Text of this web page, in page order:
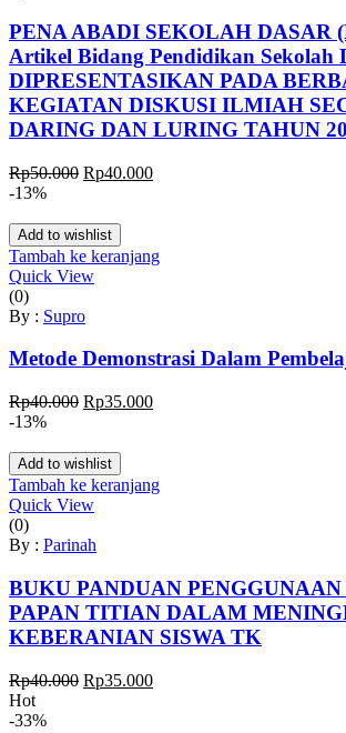
PENA ABADI SEKOLAH DASAR
Artikel Bidang Pendidikan Sekolah
DIPRESENTASIKAN PADA
KEGIATAN DISKUSI ILMIAH
DARING DAN LURING TAHUN
Rp50.000 Harga
Rp50.000.
Rp40.000Harga
Rp40.000.
-13%
Add to wishlist
Tambah ke keranjang
Quick View
(0)
By : Supro
Metode Demonstrasi Dalam
Rp40.000 Harga
Rp40.000.
Rp35.000Harga
Rp35.000.
-13%
Add to wishlist
Tambah ke keranjang
Quick View
(0)
By : Parinah
BUKU PANDUAN
PAPAN TITIAN DALAM
KEBERANIAN SISWA TK
Rp40.000 Harga
Rp35.000Harga
Hot
-33%